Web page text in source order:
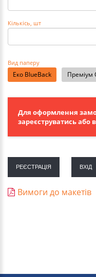
Кількісь, шт
Вид паперу
Еко BlueBack Преміум
Для оформлення
зареєструватись або
РЕЄСТРАЦІЯ ВХІД
Вимоги до макетів